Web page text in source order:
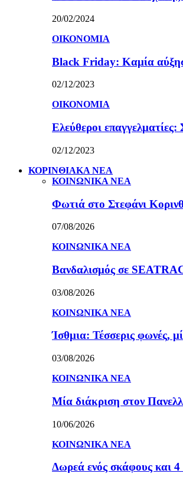
20/02/2024
ΟΙΚΟΝΟΜΙΑ
Black Friday: Καμία αύξηση
02/12/2023
ΟΙΚΟΝΟΜΙΑ
Ελεύθεροι
02/12/2023
ΚΟΡΙΝΘΙΑΚΑ ΝΕΑ
ΚΟΙΝΩΝΙΚΑ ΝΕΑ
Φωτιά στο Στεφάνι
07/08/2026
ΚΟΙΝΩΝΙΚΑ ΝΕΑ
Βανδαλισμός σε
03/08/2026
ΚΟΙΝΩΝΙΚΑ ΝΕΑ
Ίσθμια: Τέσσερις φωνές,
03/08/2026
ΚΟΙΝΩΝΙΚΑ ΝΕΑ
Μία διάκριση στον
10/06/2026
ΚΟΙΝΩΝΙΚΑ ΝΕΑ
Δωρεά ενός σκάφους και